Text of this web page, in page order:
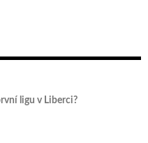
ligu v Liberci?